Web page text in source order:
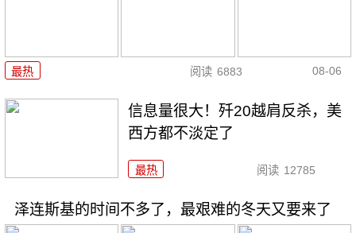
最热 阅读 6883 08-06
信息量很大！歼20越肩反杀，美
西方都不淡定了
最热 阅读 12785
泽连斯基的时间不多了，最艰难的冬天又要来了